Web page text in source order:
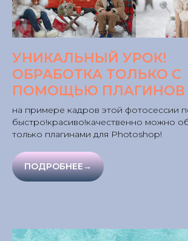
УНИКАЛЬНЫЙ УРОК!
ОБРАБОТКА ТОЛЬКО С
ПОМОЩЬЮ ПЛАГИНОВ
на примере кадров этой фотосессии
быстро!красиво!качественно можно
только плагинами для Photoshop!
ПОДРОБНЕЕ→